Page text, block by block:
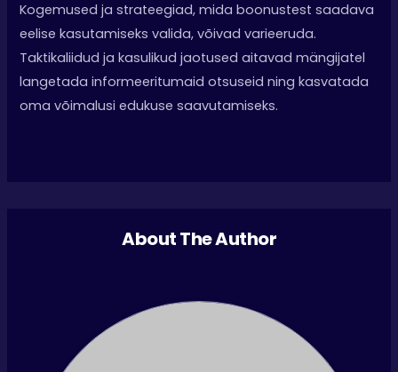
Kogemused ja strateegiad, mida boonustest saadava
eelise kasutamiseks valida, võivad varieeruda.
Taktikaliidud ja kasulikud jaotused aitavad mängijatel
langetada informeeritumaid otsuseid ning kasvatada
oma võimalusi edukuse saavutamiseks.
About The Author